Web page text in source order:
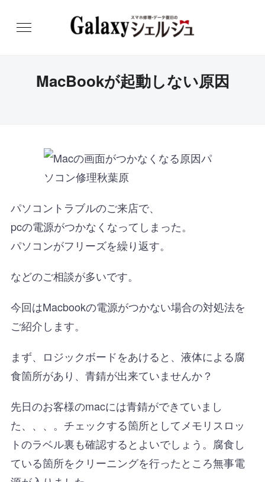
MacBookが起動しない原因
パソコントラブルのご来店で、
pcの電源がつかなくなってしまった。
パソコンがフリーズを繰り返す。
などのご相談が多いです。
今回はMacbookの電源がつかない場合の対処法を
ご紹介します。
まず、ロジックボードをあけると、液体による腐
食箇所があり、青錆が出来ていませんか？
先日のお客様のmacには青錆ができていまし
た、、、。チェックする箇所としてメモリスロッ
トのラベル裏も確認するとよいでしょう。腐食し
ている箇所をクリーニングを行ったところ無事電